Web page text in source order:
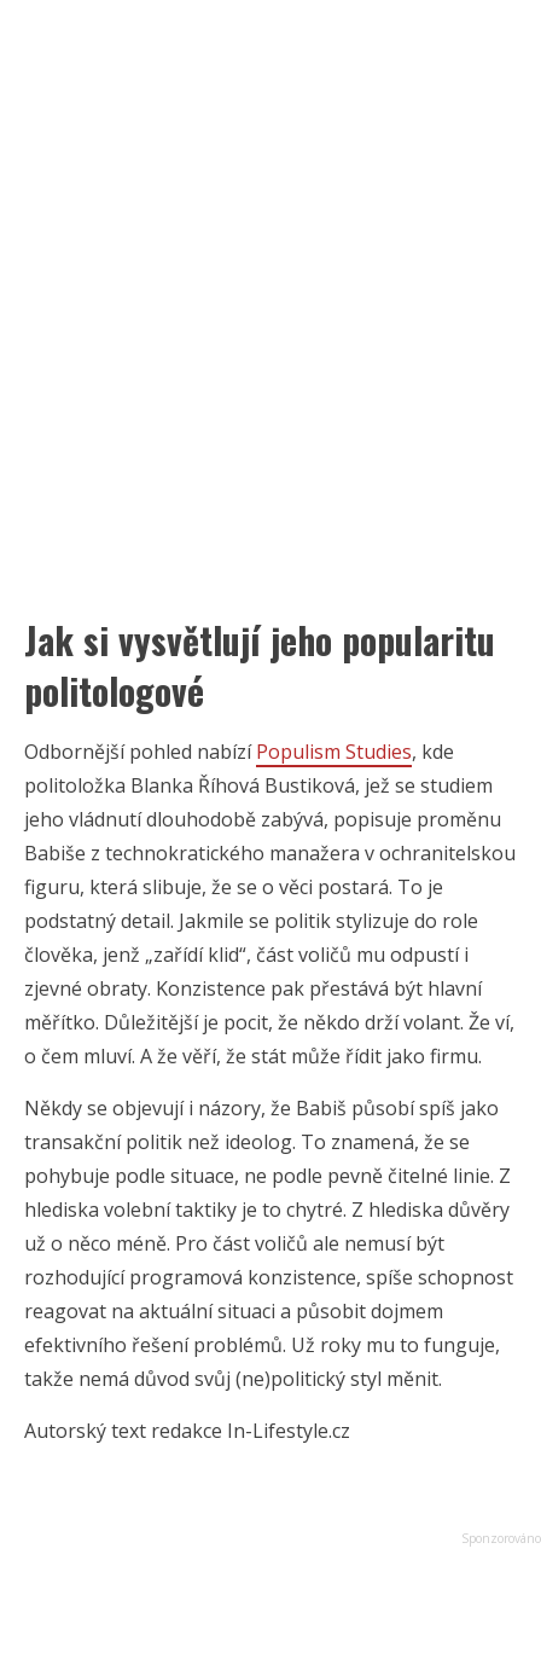
Jak si vysvětlují jeho popularitu
politologové
Odbornější pohled nabízíPopulism Studies, kde
politoložka Blanka Říhová Bustiková, jež se studiem
jeho vládnutí dlouhodobě zabývá, popisuje proměnu
Babiše z technokratického manažera v ochranitelskou
figuru, která slibuje, že se o věci postará. To je
podstatný detail. Jakmile se politik stylizuje do role
člověka, jenž „zařídí klid“, část voličů mu odpustí i
zjevné obraty. Konzistence pak přestává být hlavní
měřítko. Důležitější je pocit, že někdo drží volant. Že ví,
o čem mluví. A že věří, že stát může řídit jako firmu.
Někdy se objevují i názory, že Babiš působí spíš jako
transakční politik než ideolog. To znamená, že se
pohybuje podle situace, ne podle pevně čitelné linie. Z
hlediska volební taktiky je to chytré. Z hlediska důvěry
už o něco méně. Pro část voličů ale nemusí být
rozhodující programová konzistence, spíše schopnost
reagovat na aktuální situaci a působit dojmem
efektivního řešení problémů. Už roky mu to funguje,
takže nemá důvod svůj (ne)politický styl měnit.
Autorský text redakce In-Lifestyle.cz